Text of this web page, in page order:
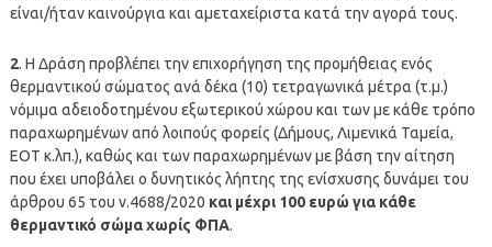
είναι/ήταν καινούργια και αμεταχείριστα κατά την αγορά τους.
2. Η Δράση προβλέπει την επιχορήγηση της προμήθειας ενός
θερμαντικού σώματος ανά δέκα (10) τετραγωνικά μέτρα (τ.μ.)
νόμιμα αδειοδοτημένου εξωτερικού χώρου και των με κάθε τρόπο
παραχωρημένων από λοιπούς φορείς (Δήμους, Λιμενικά Ταμεία,
ΕΟΤ κ.λπ.), καθώς και των παραχωρημένων με βάση την αίτηση
που έχει υποβάλει ο δυνητικός λήπτης της ενίσχυσης δυνάμει του
άρθρου 65 του ν.4688/2020 και μέχρι 100 ευρώ για κάθε
θερμαντικό σώμα χωρίς ΦΠΑ.